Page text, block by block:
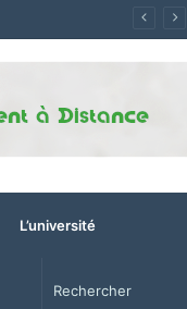
L’université